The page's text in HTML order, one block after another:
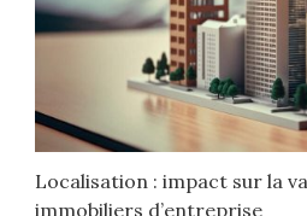
Localisation : impact sur la
immobiliers d’entreprise